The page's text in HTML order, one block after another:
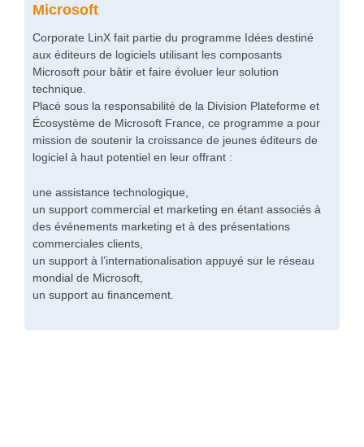
Microsoft
Corporate LinX fait partie du programme Idées destiné
aux éditeurs de logiciels utilisant les composants
Microsoft pour bâtir et faire évoluer leur solution
technique.
Placé sous la responsabilité de la Division Plateforme et
Écosystème de Microsoft France, ce programme a pour
mission de soutenir la croissance de jeunes éditeurs de
logiciel à haut potentiel en leur offrant :
une assistance technologique,
un support commercial et marketing en étant associés à
des événements marketing et à des présentations
commerciales clients,
un support à l’internationalisation appuyé sur le réseau
mondial de Microsoft,
un support au financement.